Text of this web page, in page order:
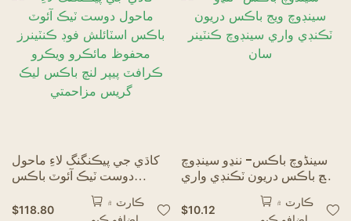
کاڌي جي پيڪنگنگ لاءِ ماحول
دوست ٽيڪ آئوٽ باڪس
اسٽائلش فوڊ ڪنٽينرز محفوظ
مائڪرو ويڪرو ڪرافٽ پيپر لنچ
$118.80
ڪارٽ ۾
سینڈوچ باڪس- ننڍو سينڊوچ
ويج باڪس دريون ٽڪنڊي واري
سينڊوچ ڪنٽينر سان
$10.12
ڪارٽ ۾